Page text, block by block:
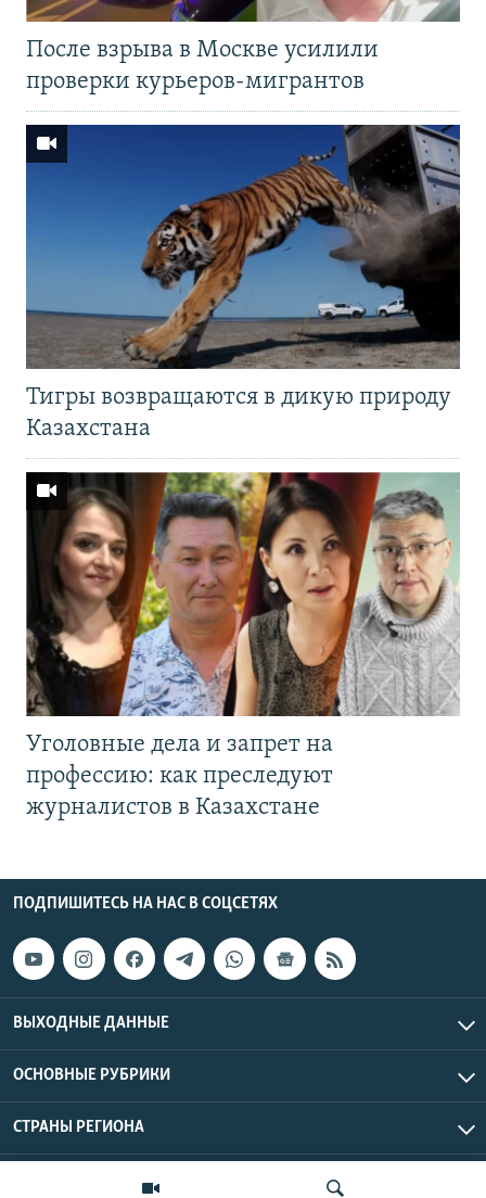
После взрыва в Москве усилили
проверки курьеров-мигрантов
Тигры возвращаются в дикую природу
Казахстана
Уголовные дела и запрет на
профессию: как преследуют
журналистов в Казахстане
ПОДПИШИТЕСЬ НА НАС В СОЦСЕТЯХ
ВЫХОДНЫЕ ДАННЫЕ
ОСНОВНЫЕ РУБРИКИ
СТРАНЫ РЕГИОНА
Азаттык Азия © 2026 RFE/RL, Inc. | Все права защищены.